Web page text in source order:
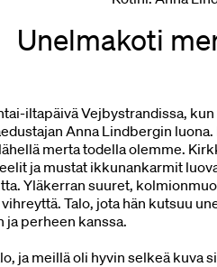
Unelmakoti
iltapäivä Vejbystrandissa,
Anna Lindbergin
merta todella olemme.
ja mustat ikkunankarmit
Yläkerran suuret,
Talo, jota hän kutsuu
perheen kanssa.
ja meillä oli hyvin selkeä kuva